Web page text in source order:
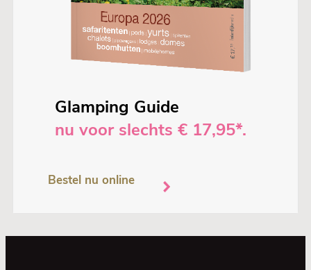
Glamping Guide
nu voor slechts € 17,95*.
Bestel nu online